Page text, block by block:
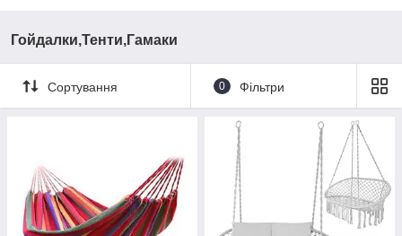
Гойдалки,Тенти,Гамаки
Сортування 0 Фільтри